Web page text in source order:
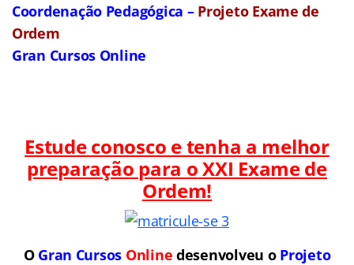
Coordenação Pedagógica – Projeto Exame de
Ordem
Gran Cursos Online
Estude conosco e tenha a melhor
preparação para oXXI Exame de
Ordem!
O Gran Cursos Online desenvolveu o Projeto